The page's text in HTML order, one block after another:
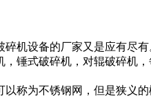
机设备的厂家又是应有尽
锤式破碎机，对辊破碎机，
称为不锈钢网，但是狭义